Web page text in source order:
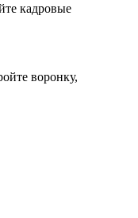
кадровые
воронку,